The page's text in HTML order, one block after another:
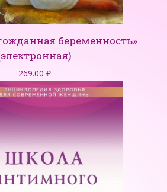
беременность»
269.00 ₽